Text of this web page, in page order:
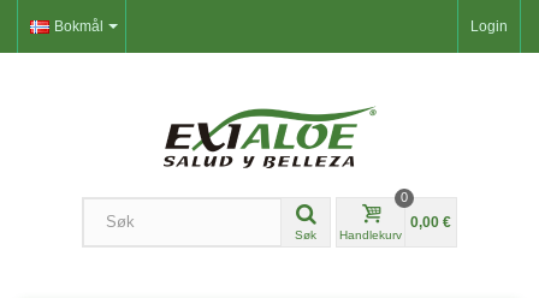
Login
Bokmål
Søk Handlekurv
0
0,00 €